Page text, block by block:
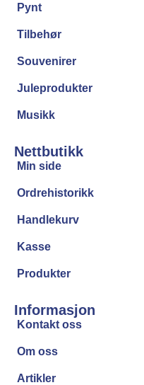
Pynt
Tilbehør
Souvenirer
Juleprodukter
Musikk
Nettbutikk
Min side
Ordrehistorikk
Handlekurv
Kasse
Produkter
Informasjon
Kontakt oss
Om oss
Artikler